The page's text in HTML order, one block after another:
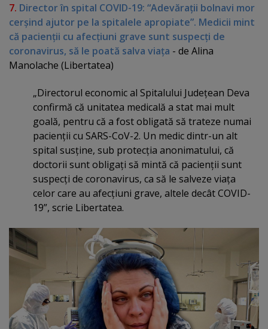
7. Director în spital COVID-19: “Adevăraţii bolnavi mor
cerşind ajutor pe la spitalele apropiate”. Medicii mint
că pacienţii cu afecţiuni grave sunt suspecţi de
coronavirus, să le poată salva viaţa - de Alina
Manolache (Libertatea)
„Directorul economic al Spitalului Judeţean Deva
confirmă că unitatea medicală a stat mai mult
goală, pentru că a fost obligată să trateze numai
pacienţii cu SARS-CoV-2. Un medic dintr-un alt
spital susţine, sub protecţia anonimatului, că
doctorii sunt obligaţi să mintă că pacienţii sunt
suspecţi de coronavirus, ca să le salveze viaţa
celor care au afecţiuni grave, altele decât COVID-
19”, scrie Libertatea.